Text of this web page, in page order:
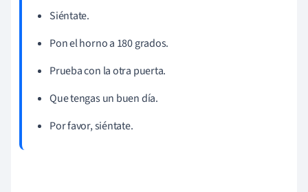
Siéntate.
Pon el horno a 180 grados.
Prueba con la otra puerta.
Que tengas un buen día.
Por favor, siéntate.